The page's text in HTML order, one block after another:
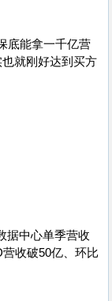
底能拿一千亿营
就刚好达到买方
据中心单季营收
收破50亿、环比